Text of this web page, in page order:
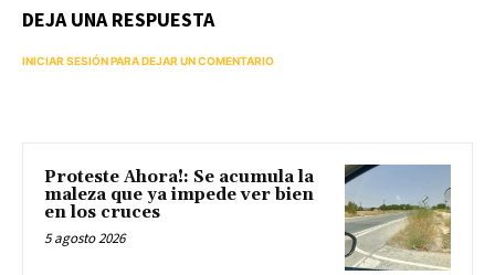
DEJA UNA RESPUESTA
INICIAR SESIÓN PARA DEJAR UN COMENTARIO
Proteste Ahora!: Se acumula la
maleza que ya impede ver bien
en los cruces
5 agosto 2026